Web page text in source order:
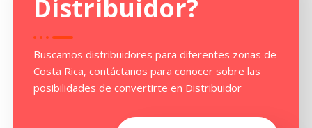
Distribuidor?
Buscamos distribuidores para diferentes zonas de
Costa Rica, contáctanos para conocer sobre las
posibilidades de convertirte en Distribuidor